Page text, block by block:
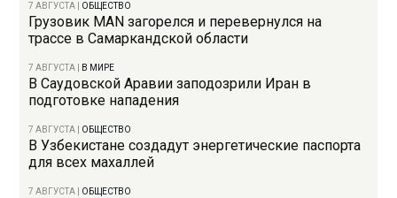
7 АВГУСТА ОБЩЕСТВО
Грузовик MAN загорелся и перевернулся на
трассе в Самаркандской области
7 АВГУСТА В МИРЕ
В Саудовской Аравии заподозрили Иран в
подготовке нападения
7 АВГУСТА ОБЩЕСТВО
В Узбекистане создадут энергетические паспорта
для всех махаллей
7 АВГУСТА ОБЩЕСТВО